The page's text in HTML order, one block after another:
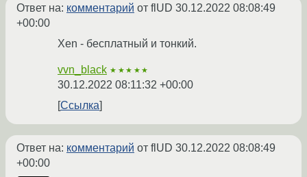
Ответ на: комментарий от flUD 30.12.2022 08:08:49
+00:00
Xen - бесплатный и тонкий.
vvn_black ★★★★★
30.12.2022 08:11:32 +00:00
Ссылка
Ответ на: комментарий от flUD 30.12.2022 08:08:49
+00:00